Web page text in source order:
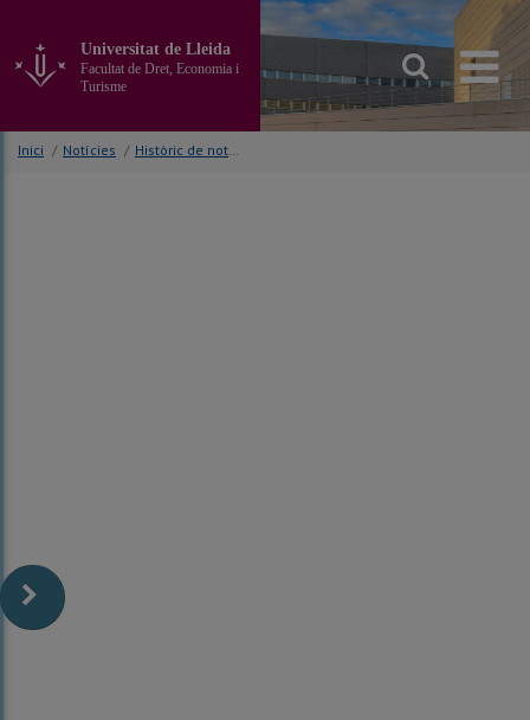
contingut
principal
la
pàgina
Universitat de Lleida
Facultat de Dret, Economia i
Turisme
Inici / Notícies / Històric de notícies